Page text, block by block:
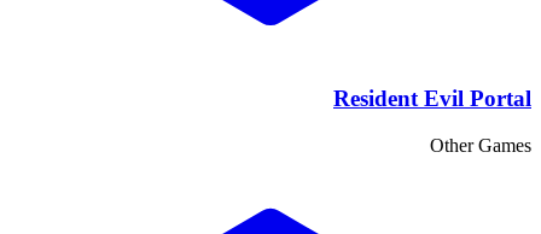
Resident Evil Portal
Other Games